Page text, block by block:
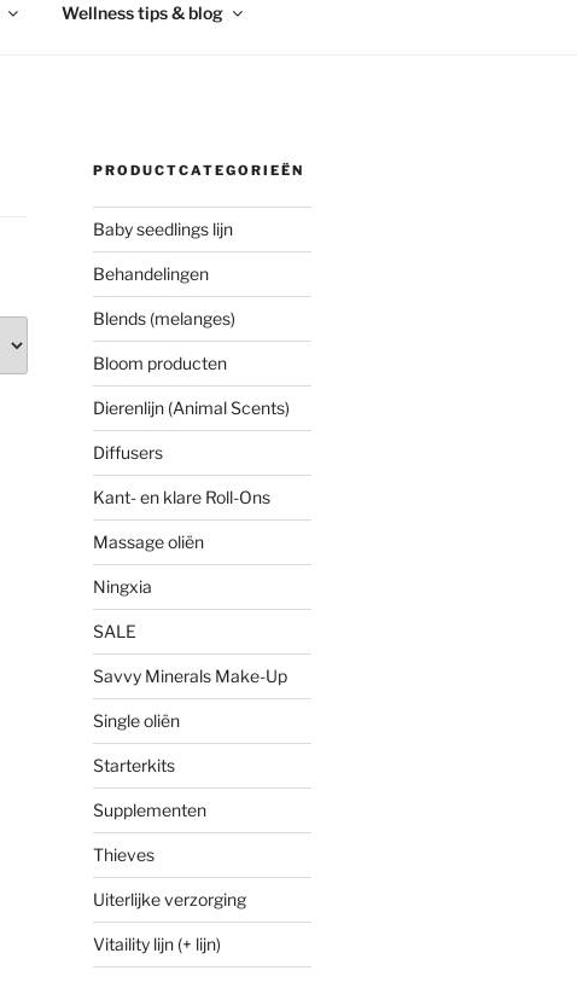
Wellness tips & blog
PRODUCTCATEGORIEËN
Baby seedlings lijn
Behandelingen
Blends (melanges)
Bloom producten
Dierenlijn (Animal Scents)
Diffusers
Kant- en klare Roll-Ons
Massage oliën
Ningxia
SALE
Savvy Minerals Make-Up
Single oliën
Starterkits
Supplementen
Thieves
Uiterlijke verzorging
Vitaility lijn (+ lijn)